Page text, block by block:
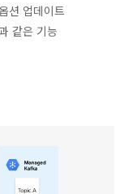
션 업데이트
같은 기능